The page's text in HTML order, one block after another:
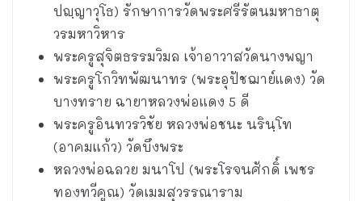
ปญฺญาวุโธ) รักษาการวัดพระศรีรัตนมหาธาตุ
วรมหาวิหาร
พระครูสุจิตธรรมวิมล เจ้าอาวาสวัดนางพญา
พระครูโกวิทพัฒนาทร (พระอุปัชฌาย์แดง) วัด
บางทราย ฉายาหลวงพ่อแดง 5 ดี
พระครูอินทวรวิชัย หลวงพ่อชนะ นรินฺโท
(อาคมแก้ว) วัดบึงพระ
หลวงพ่อฉลวย มนาโป (พระโรจนศักดิ์ เพชร
ทองทวีคูณ) วัดเมมสุวรรณาราม